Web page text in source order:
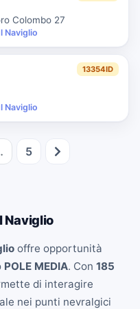
Colombo 27
Naviglio
13354ID
Naviglio
5
Naviglio
offre opportunità
POLE MEDIA. Con 185
di interagire
nei punti nevralgici